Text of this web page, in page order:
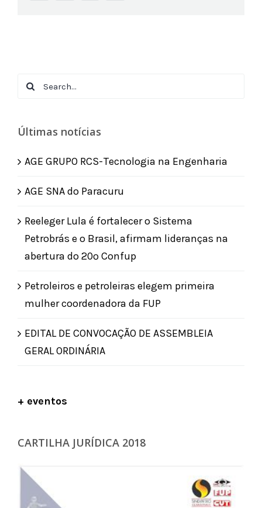
Search
Últimas notícias
AGE GRUPO RCS-Tecnologia na Engenharia
AGE SNA do Paracuru
Reeleger Lula é fortalecer o Sistema
Petrobrás e o Brasil, afirmam lideranças na
abertura do 20º Confup
Petroleiros e petroleiras elegem primeira
mulher coordenadora da FUP
EDITAL DE CONVOCAÇÃO DE ASSEMBLEIA
GERAL ORDINÁRIA
+ eventos
CARTILHA JURÍDICA 2018